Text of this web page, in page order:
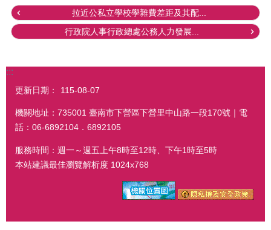
拉近公私立學校學雜費差距及其配...
行政院人事行政總處公務人力發展...
:::
更新日期： 115-08-07
機關地址：735001 臺南市下營區下營里中山路一段170號｜電
話：06-6892104．6892105
服務時間：週一～週五上午8時至12時、下午1時至5時
本站建議最佳瀏覽解析度 1024x768